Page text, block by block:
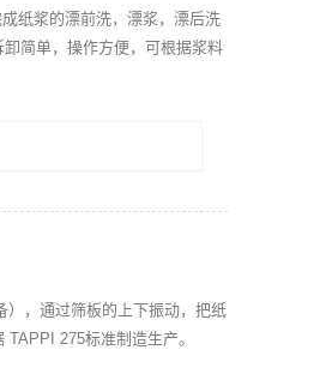
纸浆的漂前洗，漂浆，漂后洗
简单，操作方便，可根据浆料
），通过筛板的上下振动，把纸
275标准制造生产。